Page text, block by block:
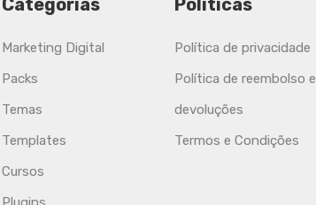
Categorias
Marketing Digital
Packs
Temas
Templates
Cursos
Políticas
Política de privacidade
Política de reembolso e
devoluções
Termos e Condições